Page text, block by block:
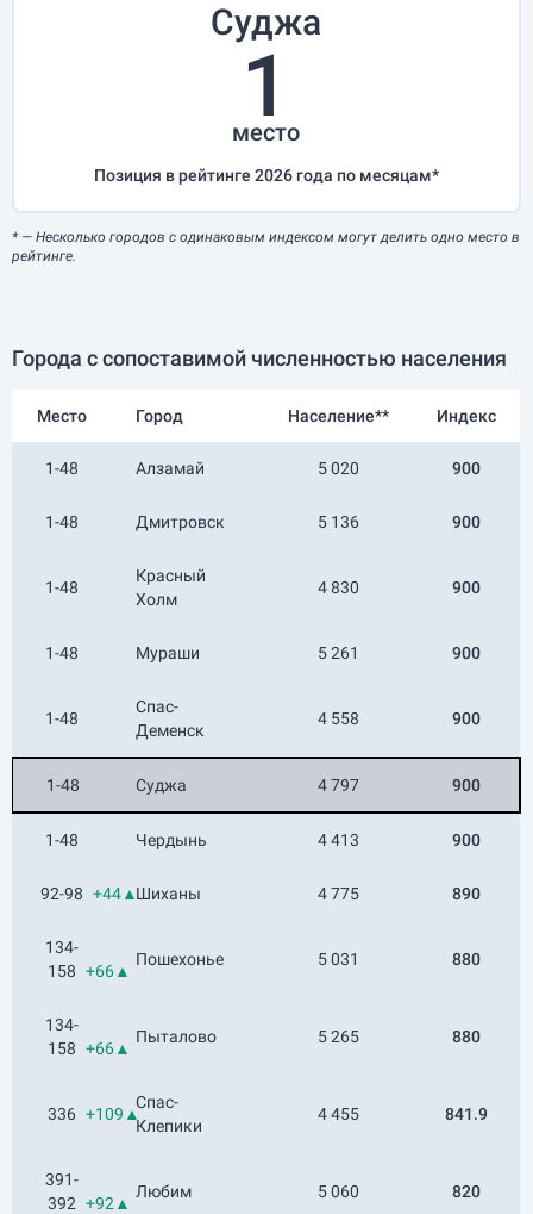
Суджа
1
место
Позиция в рейтинге 2026 года по месяцам*
*— Несколько городов с одинаковым индексом могут делить одно место в
рейтинге.
Города с сопоставимой численностью населения
Место Город Население** Индекс
1-48 Алзамай 5 020 900
1-48 Дмитровск 5 136 900
1-48
Красный
Холм
4 830 900
1-48 Мураши 5 261 900
1-48
Спас-
Деменск
4 558 900
1-48 Суджа 4 797 900
1-48 Чердынь 4 413 900
92-98 +44▲Шиханы 4 775 890
134-
158 +66▲
Пошехонье 5 031 880
134-
158 +66▲
Пыталово 5 265 880
336 +109▲
Спас-
Клепики
4 455 841.9
391-
392 +92▲
Любим 5 060 820